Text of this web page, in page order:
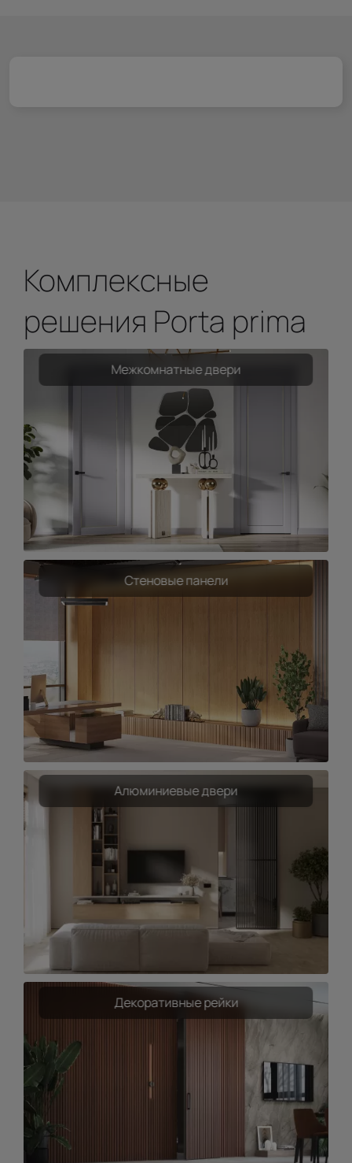
Комплексные
решения Porta prima
Межкомнатные двери
Стеновые панели
Алюминиевые двери
Декоративные рейки